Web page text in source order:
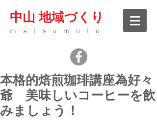
中山 地域づくり
matsumoto
本格的焙煎珈琲講座為好々
爺 美味しいコーヒーを飲
みましょう！